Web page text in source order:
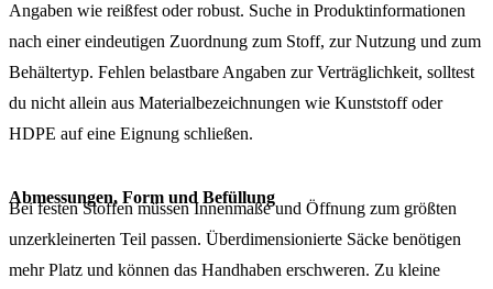
Angaben wie reißfest oder robust. Suche in Produktinformationen
nach einer eindeutigen Zuordnung zum Stoff, zur Nutzung und zum
Behältertyp. Fehlen belastbare Angaben zur Verträglichkeit, solltest
du nicht allein aus Materialbezeichnungen wie Kunststoff oder
HDPE auf eine Eignung schließen.
Abmessungen, Form und Befüllung
Bei festen Stoffen müssen Innenmaße und Öffnung zum größten
unzerkleinerten Teil passen. Überdimensionierte Säcke benötigen
mehr Platz und können das Handhaben erschweren. Zu kleine